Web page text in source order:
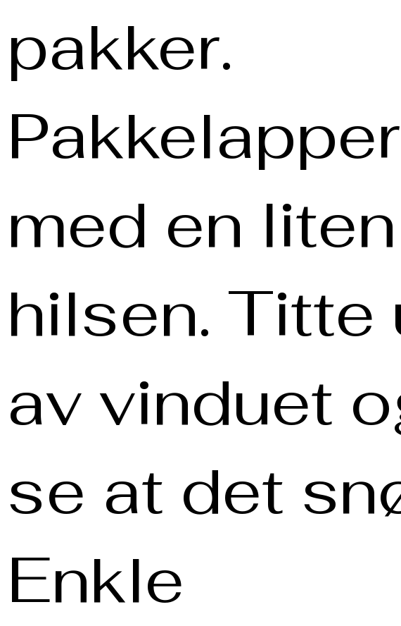
pakker.
Pakkelapper
med en liten
hilsen. Titte
av vinduet
se at det
Enkle